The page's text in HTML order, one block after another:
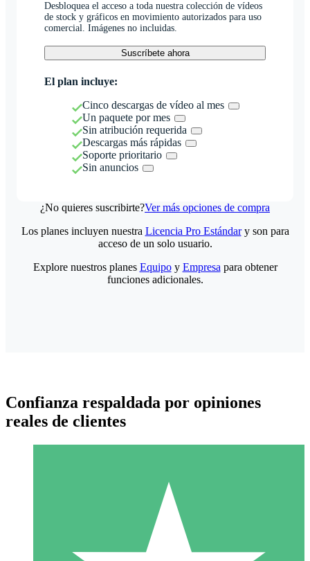
Desbloquea el acceso a toda nuestra colección de vídeos
de stock y gráficos en movimiento autorizados para uso
comercial. Imágenes no incluidas.
Suscríbete ahora
El plan incluye:
Cinco descargas de vídeo al mes
Un paquete por mes
Sin atribución requerida
Descargas más rápidas
Soporte prioritario
Sin anuncios
¿No quieres suscribirte?Ver más opciones de compra
Paquetes de Créditos Individuales
Paga según el uso con créditos de descarga. Sin compromiso
Los planes incluyen nuestra Licencia Pro Estándary son para
acceso de un solo usuario.
Explore nuestros planes Equipoy Empresa para obtener
funciones adicionales.
Confianza respaldada por opiniones
reales de clientes